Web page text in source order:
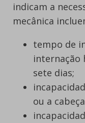
indicam a
mecânica
tempo de
internação
sete dias;
ou a